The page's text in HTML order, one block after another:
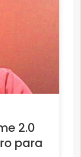
2.0
para